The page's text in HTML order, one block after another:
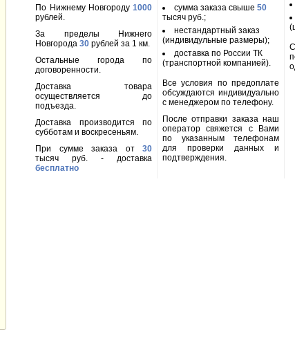
По Нижнему Новгороду1000
рублей.
За пределы Нижнего
Новгорода30 рублей за 1 км.
Остальные города по
договоренности.
Доставка товара
осуществляется до
подъезда.
Доставка производится по
субботам и воскресеньям.
При сумме заказа от30
тысяч руб. - доставка
бесплатно
сумма заказа свыше50
тысяч руб.;
нестандартный заказ
(индивидульные размеры);
доставка по России ТК
(транспортной компанией).
Все условия по предоплате
обсуждаются индивидуально
с менеджером по телефону.
После отправки заказа наш
оператор свяжется с Вами
по указанным телефонам
для проверки данных и
подтверждения.